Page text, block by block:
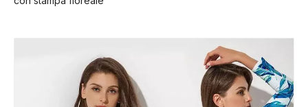
In che modo i costumi da bagno per bambini sono più comodi con l'elastan?
2023-12-14
Tutto ciò di cui i tuoi bambini hanno bisogno per nuotare quest'estate
2023-11-16
Fai un tuffo con i costumi da bagno per bambini più alla moda della stagione!
2024-02-02